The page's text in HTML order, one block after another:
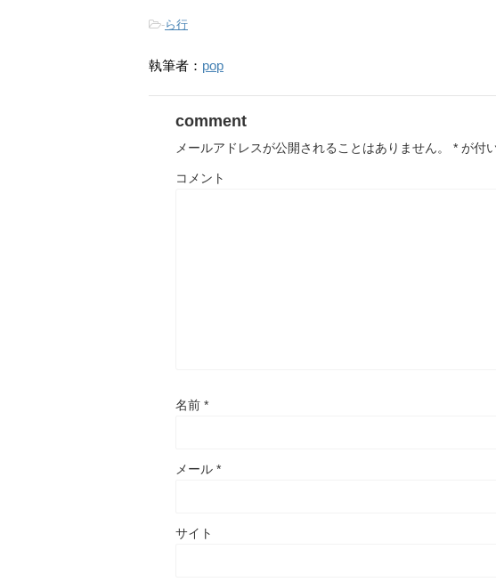
-ら行
執筆者： pop
comment
メールアドレスが公開されることはありません。 * が付
コメント
名前 *
メール *
サイト